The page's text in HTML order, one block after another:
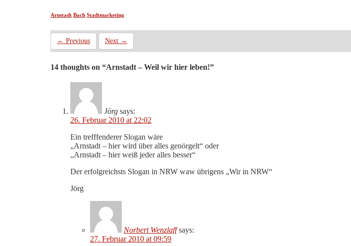
Arnstadt Bach Stadtmarketing
← Previous Next →
14 thoughts on “Arnstadt – Weil wir hier leben!”
Jörg says:
26. Februar 2010 at 22:02
Ein trefffenderer Slogan wäre
„Arnstadt – hier wird über alles genörgelt“ oder
„Arnstadt – hier weiß jeder alles besser“
Der erfolgreichsts Slogan in NRW waw übrigens „Wir in NRW“
Jörg
Norbert Wenzlaff says:
27. Februar 2010 at 09:59